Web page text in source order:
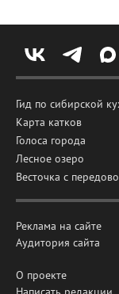
Гид по сибирской
Карта катков
Голоса города
Лесное озеро
Весточка с
Реклама на сайте
Аудитория сайта
О проекте